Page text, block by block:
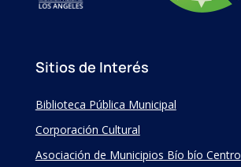
Sitios de Interés
Biblioteca Pública Municipal
Corporación Cultural
Asociación de Municipios Bío bío Centro